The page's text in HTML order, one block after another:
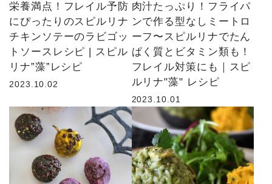
栄養満点！フレイル予防
にぴったりのスピルリナ
チキンソテーのラビゴッ
トソースレシピ | スピル
リナ”藻”レシピ
2023.10.02
肉汁たっぷり！フライパ
ンで作る型なしミートロ
ーフ〜スピルリナでたん
ぱく質とビタミン類も！
フレイル対策にも｜スピ
ルリナ"藻" レシピ
2023.10.01